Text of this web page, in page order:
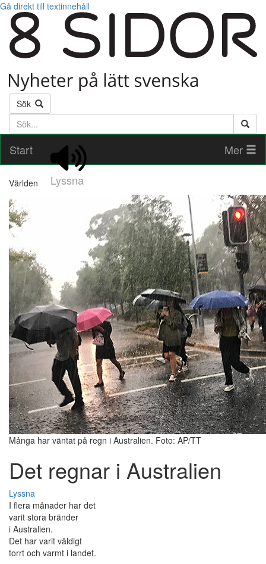
Gå direkt till textinnehåll
Sök
Söktext
Start
Lyssna
Mer
Världen
Många har väntat på regn i Australien. Foto: AP/TT
Det regnar i Australien
Lyssna
I flera månader har det
varit stora bränder
i Australien.
Det har varit väldigt
torrt och varmt i landet.